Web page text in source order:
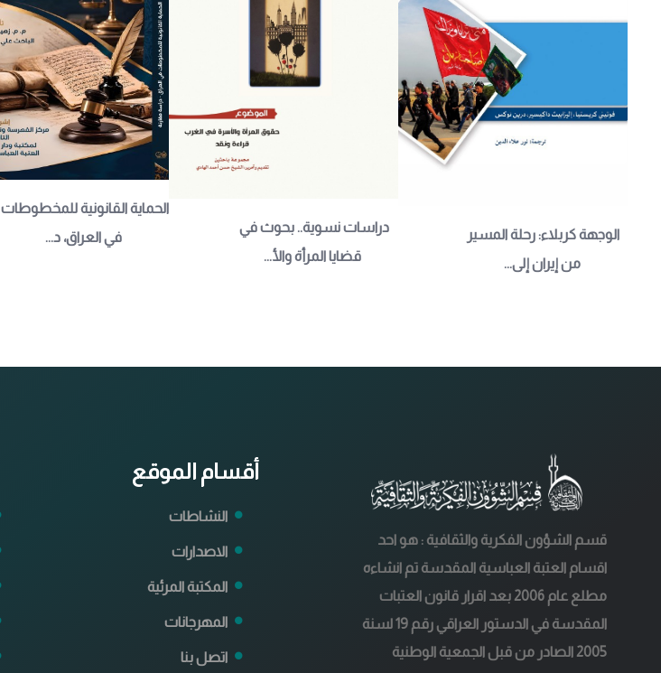
الوجهة كربلاء: رحلة المسير
من إيران إلى...
دراسات نسوية.. بحوث في
قضايا المرأة والأ...
الحماية القانونية للمخطوطات
في العراق، د...
قسم الشؤون الفكرية والثقافية : هو احد
اقسام العتبة العباسية المقدسة تم انشاءه
مطلع عام 2006 بعد اقرار قانون العتبات
المقدسة في الدستور العراقي رقم 19 لسنة
2005 الصادر من قبل الجمعية الوطنية
أقسام الموقع
النشاطات
الاصدارات
المكتبة المرئية
المهرجانات
اتصل بنا